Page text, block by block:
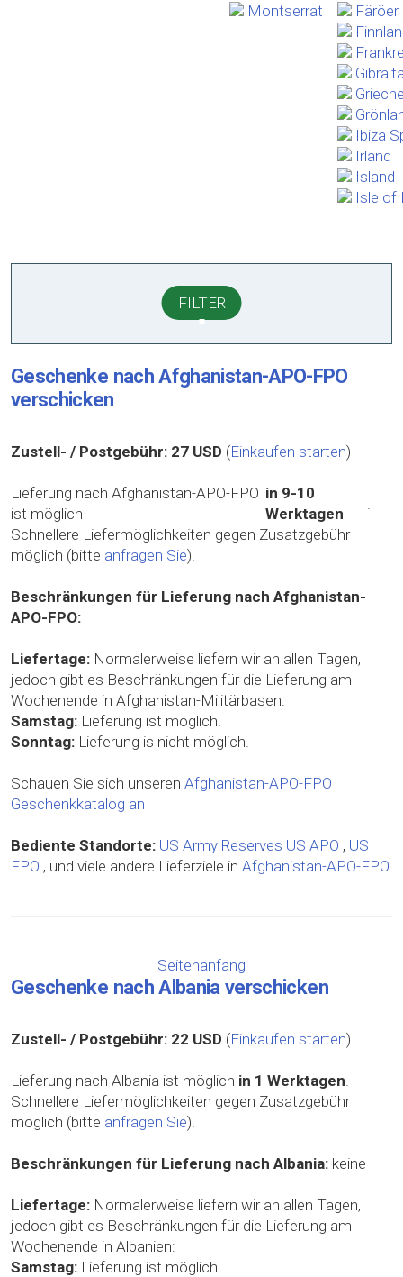
Montserrat
Färöer
Ibiza
Irland
Island
Isle of
FILTER
Geschenke nach Afghanistan-APO-FPO
verschicken
Zustell- / Postgebühr: 27 USD (Einkaufen starten)
Lieferung nach Afghanistan-APO-FPO
ist möglich
in 9-10
Werktagen
Schnellere Liefermöglichkeiten gegen Zusatzgebühr
möglich (bitte anfragen Sie).
Beschränkungen für Lieferung nach Afghanistan-
APO-FPO:
Liefertage: Normalerweise liefern wir an allen Tagen,
jedoch gibt es Beschränkungen für die Lieferung am
Wochenende in Afghanistan-Militärbasen:
Samstag: Lieferung ist möglich.
Sonntag: Lieferung is nicht möglich.
Schauen Sie sich unseren Afghanistan-APO-FPO
Geschenkkatalog an
Bediente Standorte: US Army Reserves US APO , US
FPO , und viele andere Lieferziele in Afghanistan-APO-FPO
Seitenanfang
Geschenke nach Albania verschicken
Zustell- / Postgebühr: 22 USD (Einkaufen starten)
Lieferung nach Albania ist möglich in 1 Werktagen.
Schnellere Liefermöglichkeiten gegen Zusatzgebühr
möglich (bitte anfragen Sie).
Beschränkungen für Lieferung nach Albania: keine
Liefertage: Normalerweise liefern wir an allen Tagen,
jedoch gibt es Beschränkungen für die Lieferung am
Wochenende in Albanien:
Samstag: Lieferung ist möglich.